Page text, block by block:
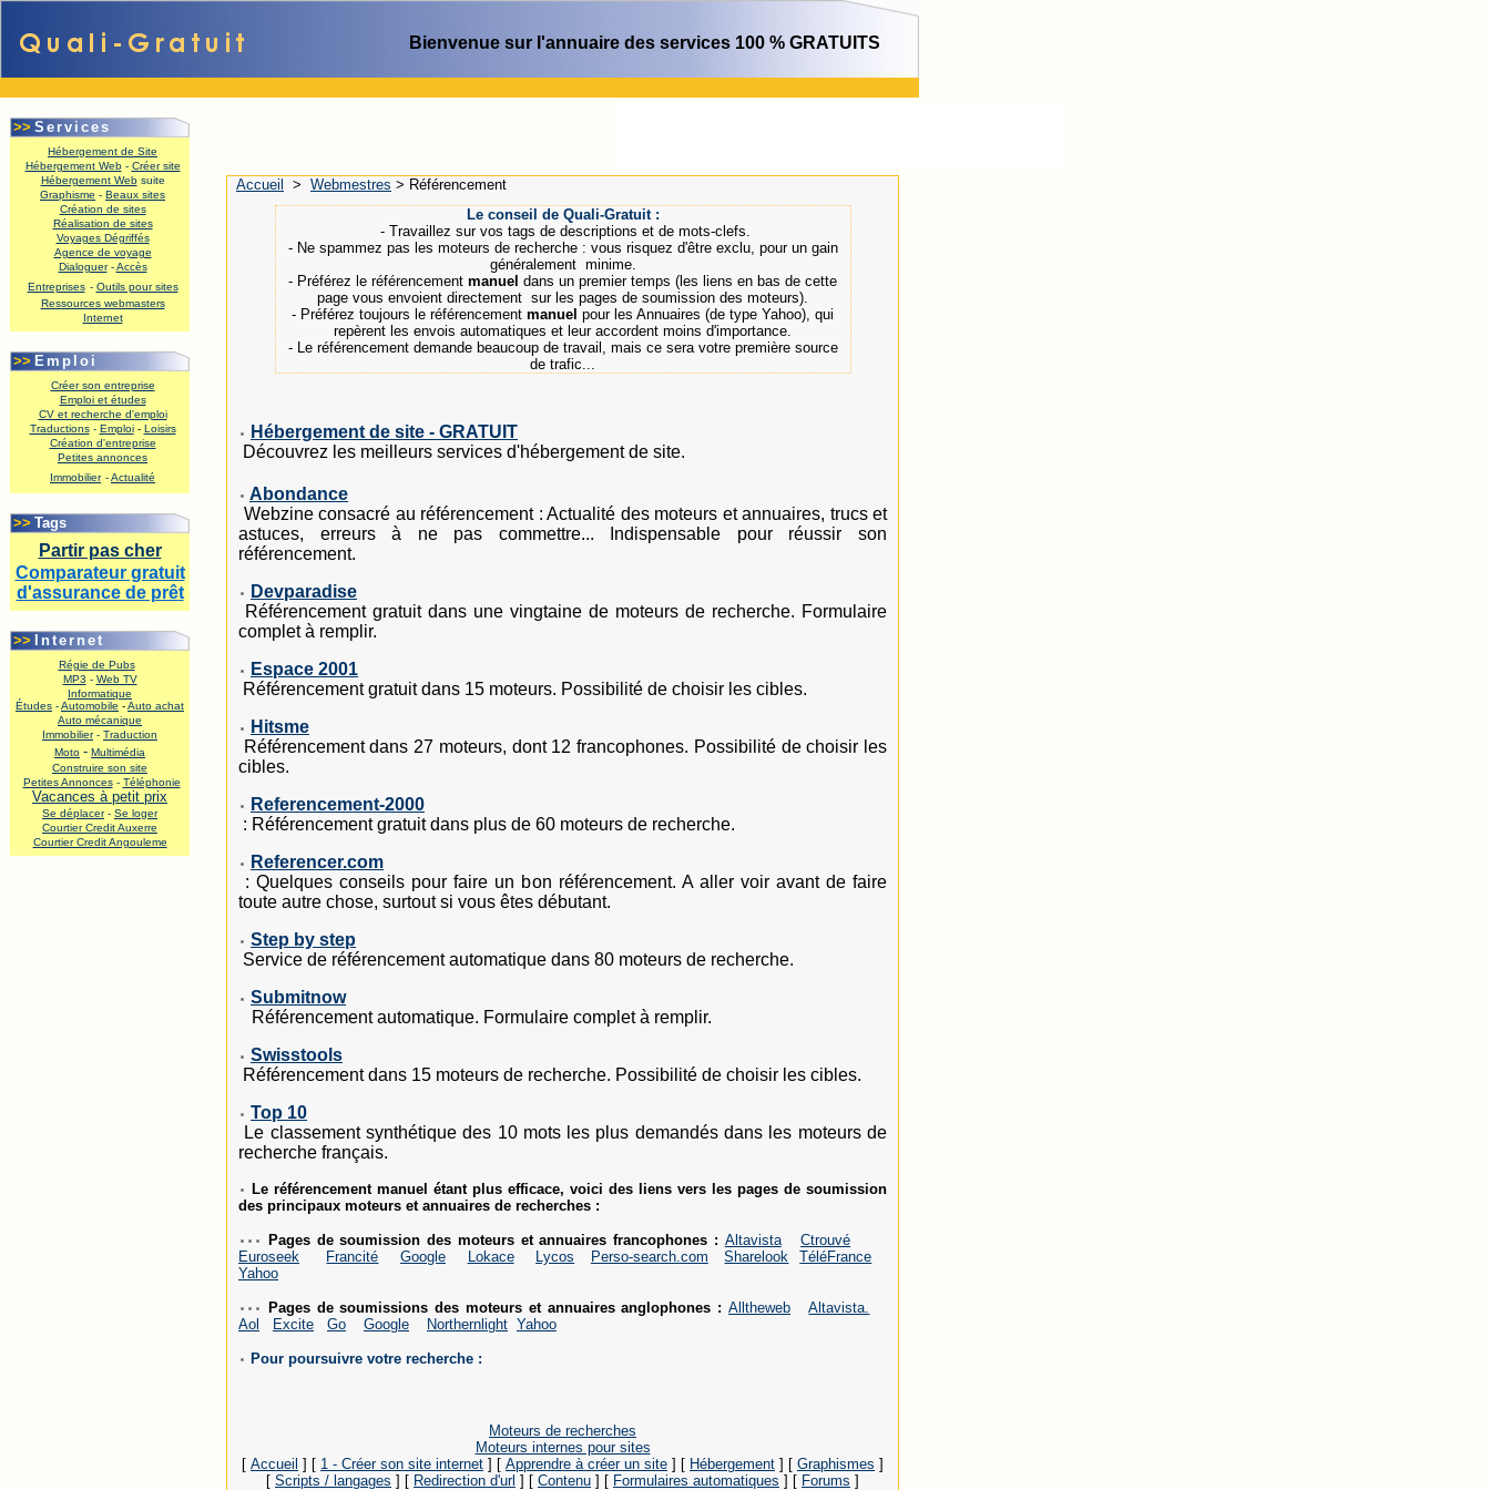
Bienvenue sur l'annuaire des services 100 % GRATUITS
>> Services
Hébergement de Site
Hébergement Web- Créer site
Hébergement Websuite
Graphisme - Beaux sites
Création de sites
Réalisation de sites
Voyages Dégriffés
Agence de voyage
Dialoguer-Accès
Entreprises - Outils pour sites
Ressources webmasters
Internet
>> Emploi
Créer son entreprise
Emploi et études
CV et recherche d'emploi
Traductions- Emploi- Loisirs
Création d'entreprise
Petites annonces
Immobilier -Actualité
>> Tags
Partir pas cher
Comparateur gratuit
d'assurance de prêt
>> Internet
Régie de Pubs
MP3 - Web TV
Informatique
Études -Automobile -Auto achat
Auto mécanique
Immobilier- Traduction
Moto - Multimédia
Construire son site
Petites Annonces- Téléphonie
Vacances à petit prix
Se déplacer- Se loger
Courtier Credit Auxerre
Courtier Credit Angouleme
Accueil > Webmestres > Référencement
Le conseil de Quali-Gratuit :
- Travaillez sur vos tags de descriptions et de mots-clefs.
- Ne spammez pas les moteurs de recherche : vous risquez d'être exclu, pour un gain
généralement minime.
- Préférez le référencement manuel dans un premier temps (les liens en bas de cette
page vous envoient directement sur les pages de soumission des moteurs).
- Préférez toujours le référencement manuel pour les Annuaires (de type Yahoo), qui
repèrent les envois automatiques et leur accordent moins d'importance.
- Le référencement demande beaucoup de travail, mais ce sera votre première source
de trafic...
Hébergement de site - GRATUIT
Découvrez les meilleurs services d'hébergement de site.
Abondance
Webzine consacré au référencement : Actualité des moteurs et annuaires, trucs et
astuces, erreurs à ne pas commettre... Indispensable pour réussir son
référencement.
Devparadise
Référencement gratuit dans une vingtaine de moteurs de recherche. Formulaire
complet à remplir.
Espace 2001
Référencement gratuit dans 15 moteurs. Possibilité de choisir les cibles.
Hitsme
Référencement dans 27 moteurs, dont 12 francophones. Possibilité de choisir les
cibles.
Referencement-2000
: Référencement gratuit dans plus de 60 moteurs de recherche.
Referencer.com
: Quelques conseils pour faire un bon référencement. A aller voir avant de faire
toute autre chose, surtout si vous êtes débutant.
Step by step
Service de référencement automatique dans 80 moteurs de recherche.
Submitnow
Référencement automatique. Formulaire complet à remplir.
Swisstools
Référencement dans 15 moteurs de recherche. Possibilité de choisir les cibles.
Top 10
Le classement synthétique des 10 mots les plus demandés dans les moteurs de
recherche français.
Le référencement manuel étant plus efficace, voici des liens vers les pages de soumission
des principaux moteurs et annuaires de recherches :
Pages de soumission des moteurs et annuaires francophones : Altavista
Ctrouvé
Euroseek
Francité Google Lokace Lycos Perso-search.com Sharelook
TéléFrance
Yahoo
Pages de soumissions des moteurs et annuaires anglophones :Alltheweb
Altavista.
Aol
Excite Go Google Northernlight Yahoo
Pour poursuivre votre recherche :
Moteurs de recherches
Moteurs internes pour sites
[ Accueil ] [ 1 - Créer son site internet ] [ Apprendre à créer un site ] [ Hébergement ] [ Graphismes ]
[ Scripts / langages ] [ Redirection d'url ] [ Contenu ] [ Formulaires automatiques ] [ Forums ]